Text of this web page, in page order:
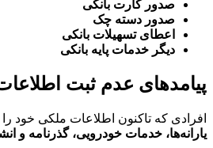
صدور کارت بانکی
صدور دسته چک
اعطای تسهیلات بانکی
دیگر خدمات پایه بانکی
پیامدهای عدم ثبت
افرادی که تاکنون اطلاعات ملکی خود را
یارانه‌ها، خدمات خودرویی، گذرنامه و